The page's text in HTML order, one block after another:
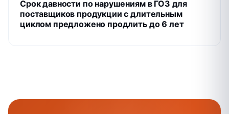
Срок давности по нарушениям в ГОЗ для
поставщиков продукции с длительным
циклом предложено продлить до 6 лет